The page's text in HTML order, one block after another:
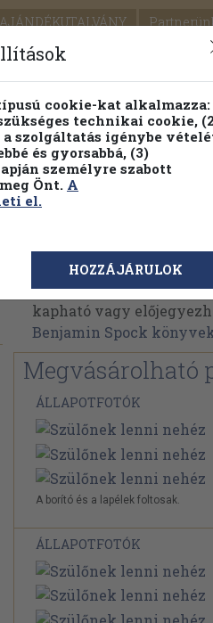
AJÁNDÉKUTALVÁNY
SEGÍTSÉG
FENNTARTHATÓ
Témaköri fa
Dr. Benjamin Spock
Dr. Benjamin Spock
kapható vagy
Benjamin Spock
Megvásárolható
ÁLLAPOTFOTÓK
A borító és a lapélek foltosak.
ÁLLAPOTFOTÓK
cookie-kat alkalmazza:
technikai cookie,
szolgáltatás igénybe
és gyorsabbá, (3)
személyre szabott
Önt. A
el.
HOZZÁJÁRULOK